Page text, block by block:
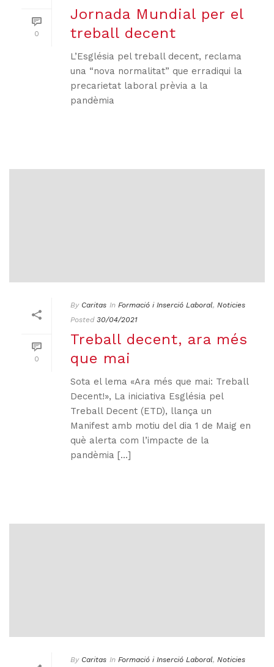
0
Jornada Mundial per el
treball decent
L’Església pel treball decent, reclama
una “nova normalitat” que erradiqui la
precarietat laboral prèvia a la
pandèmia
0
By Caritas In Formació i Inserció Laboral, Noticies
Posted 30/04/2021
Treball decent, ara més
que mai
Sota el lema «Ara més que mai: Treball
Decent!», La iniciativa Església pel
Treball Decent (ETD), llança un
Manifest amb motiu del dia 1 de Maig en
què alerta com l’impacte de la
pandèmia [...]
By Caritas In Formació i Inserció Laboral, Noticies